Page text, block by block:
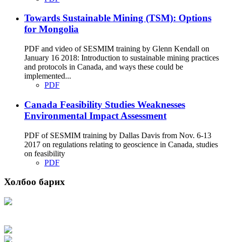
Towards Sustainable Mining (TSM): Options
for Mongolia
PDF and video of SESMIM training by Glenn Kendall on
January 16 2018: Introduction to sustainable mining practices
and protocols in Canada, and ways these could be
implemented...
PDF
Canada Feasibility Studies Weaknesses
Environmental Impact Assessment
PDF of SESMIM training by Dallas Davis from Nov. 6-13
2017 on regulations relating to geoscience in Canada, studies
on feasibility
PDF
Холбоо барих